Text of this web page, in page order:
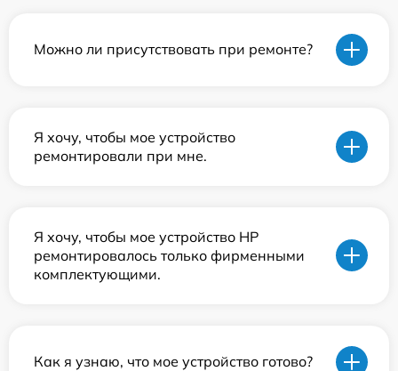
Можно ли присутствовать при ремонте?
Я хочу, чтобы мое устройство
ремонтировали при мне.
Я хочу, чтобы мое устройство HP
ремонтировалось только фирменными
комплектующими.
Как я узнаю, что мое устройство готово?